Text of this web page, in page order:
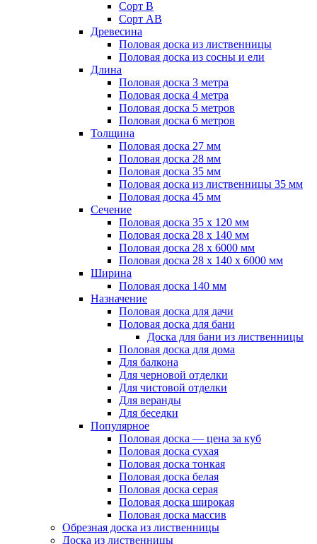
Сорт В
Сорт АВ
Древесина
Половая доска из лиственницы
Половая доска из сосны и ели
Длина
Половая доска 3 метра
Половая доска 4 метра
Половая доска 5 метров
Половая доска 6 метров
Толщина
Половая доска 27 мм
Половая доска 28 мм
Половая доска 35 мм
Половая доска из лиственницы 35 мм
Половая доска 45 мм
Сечение
Половая доска 35 х 120 мм
Половая доска 28 х 140 мм
Половая доска 28 х 6000 мм
Половая доска 28 х 140 х 6000 мм
Ширина
Половая доска 140 мм
Назначение
Половая доска для дачи
Половая доска для бани
Доска для бани из лиственницы
Половая доска для дома
Для балкона
Для черновой отделки
Для чистовой отделки
Для веранды
Для беседки
Популярное
Половая доска — цена за куб
Половая доска сухая
Половая доска тонкая
Половая доска белая
Половая доска серая
Половая доска широкая
Половая доска массив
Обрезная доска из лиственницы
Доска из лиственницы